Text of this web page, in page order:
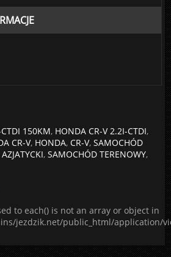
150KM, HONDA CR-V 2.2I-CTDI,
CR-V, HONDA, CR-V, SAMOCHÓD
, SAMOCHÓD TERENOWY,
to each() is not an array or object in
jezdzik.net/public_html/application/